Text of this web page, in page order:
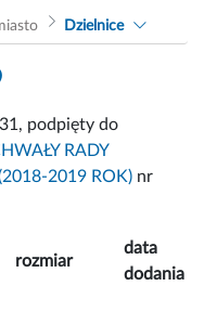
Dzielnice
podpięty do
RADY
2019 ROK) nr
rozmiar
data
dodania